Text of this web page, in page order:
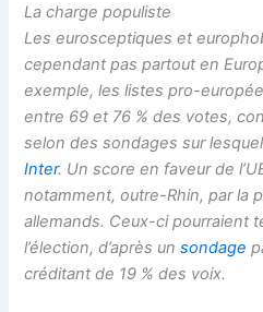
La charge populiste
Les eurosceptiques et
cependant pas partout en
exemple, les listes pro-
entre 69 et 76 % des votes,
selon des sondages sur
Inter. Un score en faveur de
notamment, outre-Rhin, par la
allemands. Ceux-ci pourraient
l’élection, d’après unsondage
créditant de 19 % des voix.